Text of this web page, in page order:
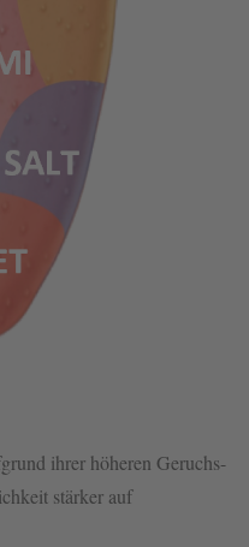
ihrer höheren Geruchs-
stärker auf